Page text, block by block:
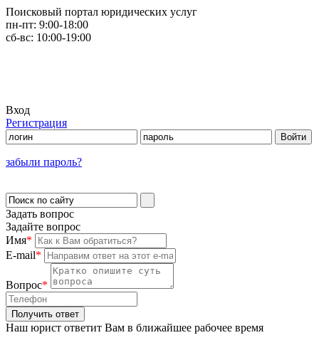
Поисковый портал юридических услуг
пн-пт: 9:00-18:00
сб-вс: 10:00-19:00
Вход
Регистрация
забыли пароль?
Задать вопрос
Задайте вопрос
Имя*
E-mail*
Вопрос*
Наш юрист ответит Вам в ближайшее рабочее время